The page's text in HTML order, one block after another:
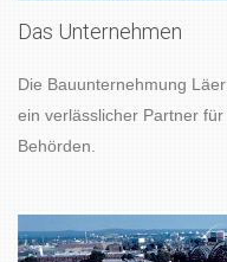
Das Unternehmen
Die Bauunternehmung
ein verlässlicher Partner
Behörden.